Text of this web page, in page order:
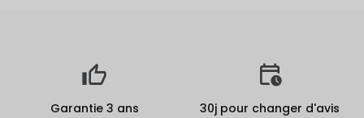
Garantie 3 ans 30j pour changer d'avis